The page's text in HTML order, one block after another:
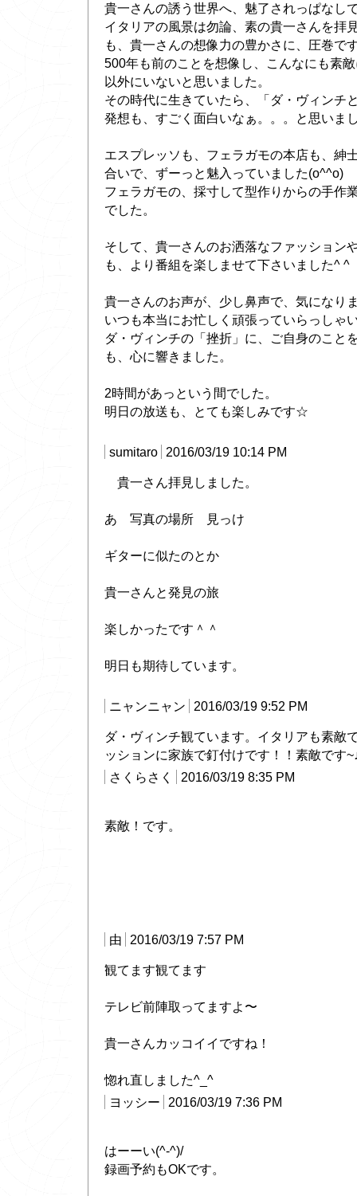
貴一さんの誘う世界へ、魅了されっぱなし
イタリアの風景は勿論、素の貴一さんを拝
も、貴一さんの想像力の豊かさに、圧巻で
500年も前のことを想像し、こんなにも素
以外にいないと思いました。
その時代に生きていたら、「ダ・ヴィンチ
発想も、すごく面白いなぁ。。。と思いま
エスプレッソも、フェラガモの本店も、紳
合いで、ずーっと魅入っていました(o^^o)
フェラガモの、採寸して型作りからの手作
でした。
そして、貴一さんのお洒落なファッション
も、より番組を楽しませて下さいました^ ^
貴一さんのお声が、少し鼻声で、気になり
いつも本当にお忙しく頑張っていらっしゃ
ダ・ヴィンチの「挫折」に、ご自身のこと
も、心に響きました。
2時間があっという間でした。
明日の放送も、とても楽しみです☆
sumitaro 2016/03/19 10:14 PM
貴一さん拝見しました。
あ 写真の場所 見っけ
ギターに似たのとか
貴一さんと発見の旅
楽しかったです＾＾
明日も期待しています。
ニャンニャン 2016/03/19 9:52 PM
ダ・ヴィンチ観ています。イタリアも素敵
ッションに家族で釘付けです！！素敵です
さくらさく
2016/03/19 8:35 PM
素敵！です。
由 2016/03/19 7:57 PM
観てます観てます
テレビ前陣取ってますよ〜
貴一さんカッコイイですね！
惚れ直しました^_^
ヨッシー
2016/03/19 7:36 PM
はーーい(^-^)/
録画予約もOKです。